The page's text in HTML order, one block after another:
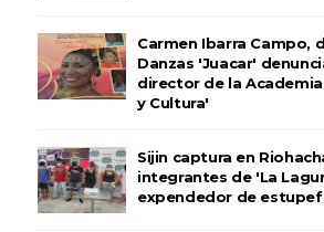
Carmen Ibarra Campo,
Danzas 'Juacar'
director de la
y Cultura'
Sijin captura en
integrantes de 'La
expendedor de